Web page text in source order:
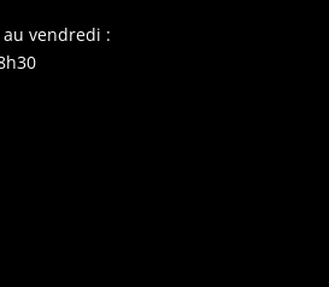
vendredi :